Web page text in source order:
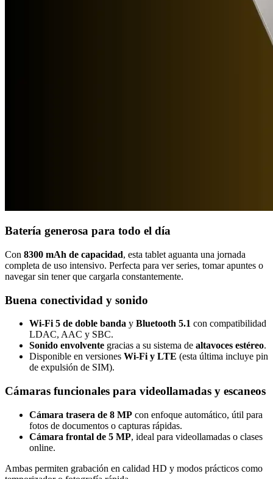
Batería generosa para todo el día
Con 8300 mAh de capacidad, esta tablet aguanta una jornada
completa de uso intensivo. Perfecta para ver series, tomar apuntes o
navegar sin tener que cargarla constantemente.
Buena conectividad y sonido
Wi-Fi 5 de doble banda y Bluetooth 5.1 con compatibilidad
LDAC, AAC y SBC.
Sonido envolvente gracias a su sistema de altavoces estéreo.
Disponible en versiones Wi-Fi y LTE (esta última incluye pin
de expulsión de SIM).
Cámaras funcionales para videollamadas y escaneos
Cámara trasera de 8 MP con enfoque automático, útil para
fotos de documentos o capturas rápidas.
Cámara frontal de 5 MP, ideal para videollamadas o clases
online.
Ambas permiten grabación en calidad HD y modos prácticos como